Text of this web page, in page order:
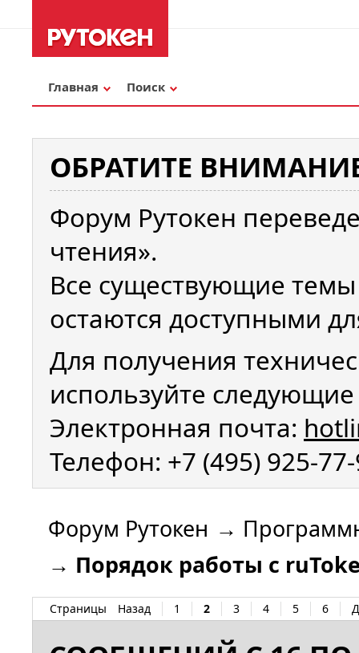
Главная Поиск
ОБРАТИТЕ
Форум Рутокен
чтения».
Все существующие
остаются доступными
Для получения
используйте
Электронная почта:
Телефон: +7 (495) 925-
Форум Рутокен →
→ Порядок работы с
Страницы Назад 1 2 3 4 5 6